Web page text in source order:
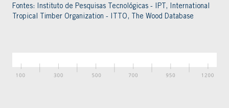
Fontes: Instituto de Pesquisas Tecnológicas - IPT, International
Tropical Timber Organization - ITTO, The Wood Database